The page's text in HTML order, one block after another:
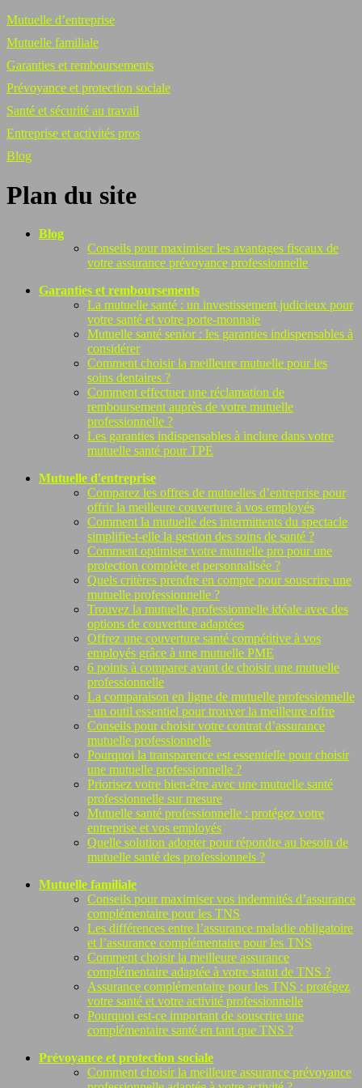
Mutuelle d’entreprise
Mutuelle familiale
Garanties et remboursements
Prévoyance et protection sociale
Santé et sécurité au travail
Entreprise et activités pros
Blog
Plan du site
Blog
Conseils pour maximiser les avantages fiscaux de
votre assurance prévoyance professionnelle
Garanties et remboursements
La mutuelle santé : un investissement judicieux pour
votre santé et votre porte-monnaie
Mutuelle santé senior : les garanties indispensables à
considérer
Comment choisir la meilleure mutuelle pour les
soins dentaires ?
Comment effectuer une réclamation de
remboursement auprès de votre mutuelle
professionnelle ?
Les garanties indispensables à inclure dans votre
mutuelle santé pour TPE
Mutuelle d'entreprise
Comparez les offres de mutuelles d’entreprise pour
offrir la meilleure couverture à vos employés
Comment la mutuelle des intermittents du spectacle
simplifie-t-elle la gestion des soins de santé ?
Comment optimiser votre mutuelle pro pour une
protection complète et personnalisée ?
Quels critères prendre en compte pour souscrire une
mutuelle professionnelle ?
Trouvez la mutuelle professionnelle idéale avec des
options de couverture adaptées
Offrez une couverture santé compétitive à vos
employés grâce à une mutuelle PME
6 points à comparer avant de choisir une mutuelle
professionnelle
La comparaison en ligne de mutuelle professionnelle
: un outil essentiel pour trouver la meilleure offre
Conseils pour choisir votre contrat d’assurance
mutuelle professionnelle
Pourquoi la transparence est essentielle pour choisir
une mutuelle professionnelle ?
Priorisez votre bien-être avec une mutuelle santé
professionnelle sur mesure
Mutuelle santé professionnelle : protégez votre
entreprise et vos employés
Quelle solution adopter pour répondre au besoin de
mutuelle santé des professionnels ?
Mutuelle familiale
Conseils pour maximiser vos indemnités d’assurance
complémentaire pour les TNS
Les différences entre l’assurance maladie obligatoire
et l’assurance complémentaire pour les TNS
Comment choisir la meilleure assurance
complémentaire adaptée à votre statut de TNS ?
Assurance complémentaire pour les TNS : protégez
votre santé et votre activité professionnelle
Pourquoi est-ce important de souscrire une
complémentaire santé en tant que TNS ?
Prévoyance et protection sociale
Comment choisir la meilleure assurance prévoyance